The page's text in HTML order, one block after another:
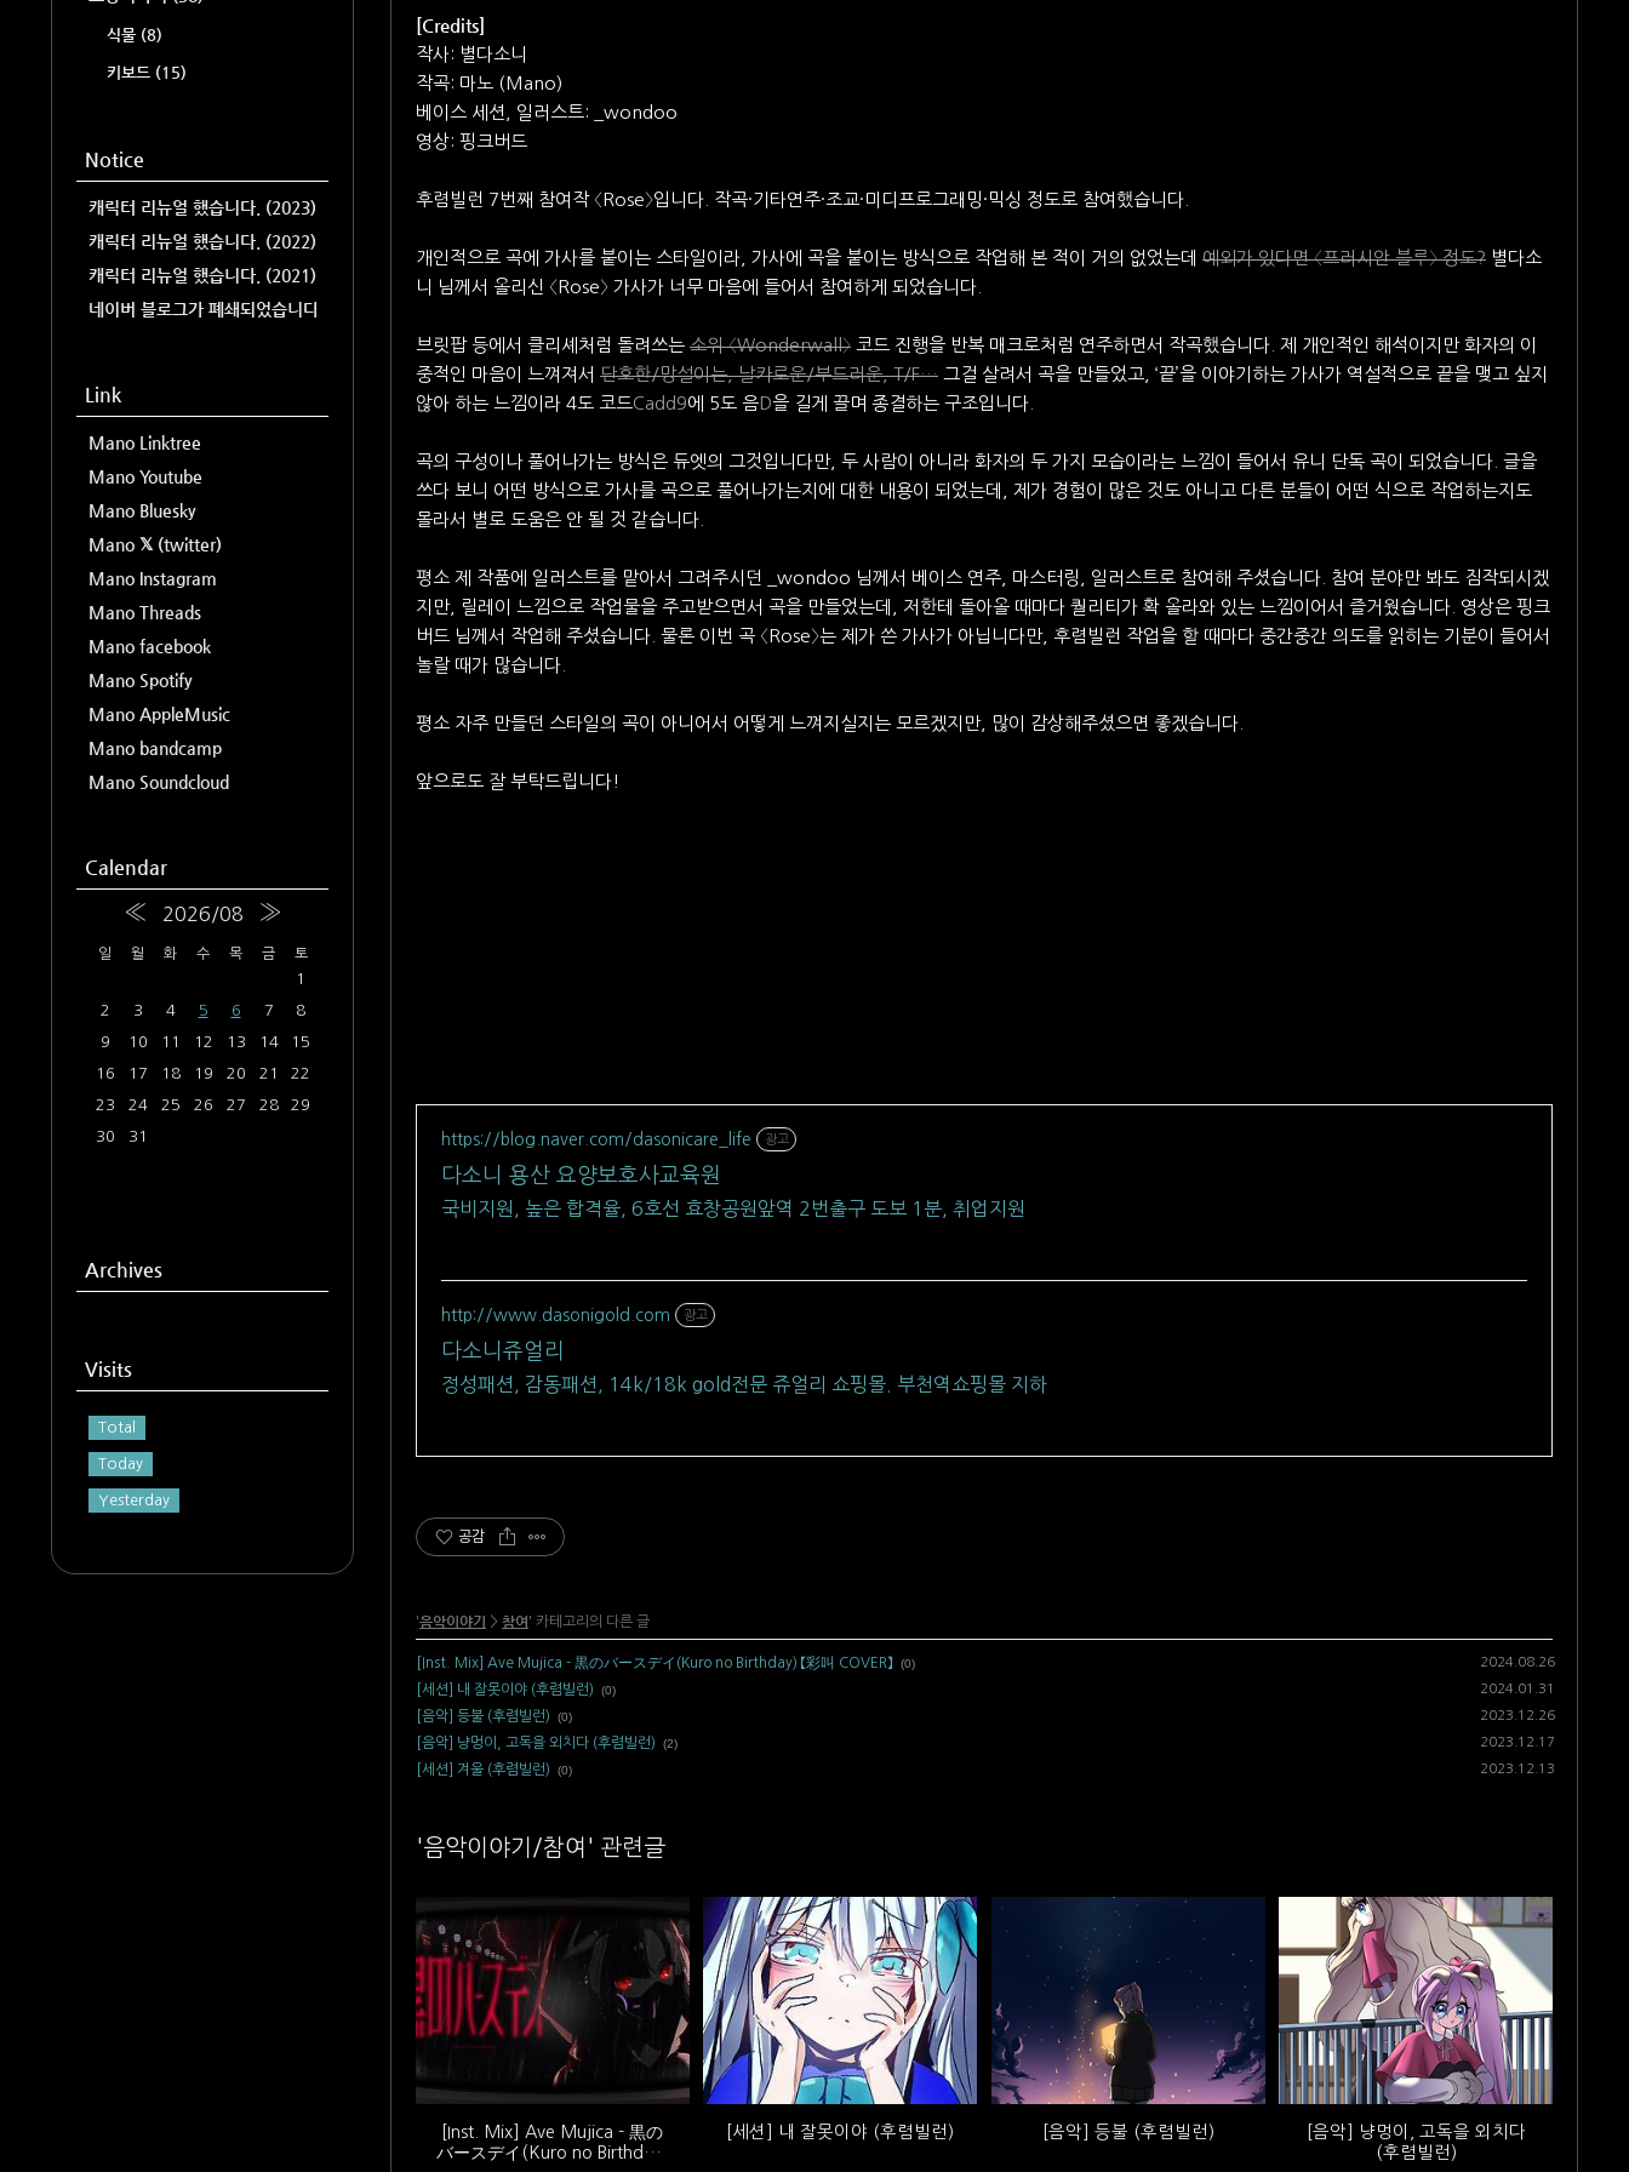
식물 (8)
키보드 (15)
Notice
캐릭터 리뉴얼 했습니다. (2023)
캐릭터 리뉴얼 했습니다. (2022)
캐릭터 리뉴얼 했습니다. (2021)
네이버 블로그가 폐쇄되었습니다.
Link
Mano Linktree
Mano Youtube
Mano Bluesky
Mano 𝕏 (twitter)
Mano Instagram
Mano Threads
Mano facebook
Mano Spotify
Mano AppleMusic
Mano bandcamp
Mano Soundcloud
Calendar
« 2026/08 »
일 월 화 수 목 금 토
1
2
3 4 5 6 7
8
9
10 11 12 13 14
15
16
17 18 19 20 21
22
23
24 25 26 27 28
29
30
31
Archives
Visits
Total
Today
Yesterday
[Credits]
작사: 별다소니
작곡: 마노 (Mano)
베이스 세션, 일러스트: _wondoo
영상: 핑크버드
후렴빌런 7번째 참여작 〈Rose〉입니다. 작곡·기타연주·조교·미디프로그래밍·믹싱 정도로 참여했습니다.
개인적으로 곡에 가사를 붙이는 스타일이라, 가사에 곡을 붙이는 방식으로 작업해 본 적이 거의 없었는데 예외가 있다면 〈프러시안 블루〉 정도? 별다소
니 님께서 올리신 〈Rose〉 가사가 너무 마음에 들어서 참여하게 되었습니다.
브릿팝 등에서 클리셰처럼 돌려쓰는 소위 〈Wonderwall〉 코드 진행을 반복 매크로처럼 연주하면서 작곡했습니다. 제 개인적인 해석이지만 화자의 이
중적인 마음이 느껴져서 단호한/망설이는, 날카로운/부드러운, T/F… 그걸 살려서 곡을 만들었고, ‘끝’을 이야기하는 가사가 역설적으로 끝을 맺고 싶지
않아 하는 느낌이라 4도 코드Cadd9에 5도 음 D을 길게 끌며 종결하는 구조입니다.
곡의 구성이나 풀어나가는 방식은 듀엣의 그것입니다만, 두 사람이 아니라 화자의 두 가지 모습이라는 느낌이 들어서 유니 단독 곡이 되었습니다. 글을
쓰다 보니 어떤 방식으로 가사를 곡으로 풀어나가는지에 대한 내용이 되었는데, 제가 경험이 많은 것도 아니고 다른 분들이 어떤 식으로 작업하는지도
몰라서 별로 도움은 안 될 것 같습니다.
평소 제 작품에 일러스트를 맡아서 그려주시던 _wondoo 님께서 베이스 연주, 마스터링, 일러스트로 참여해 주셨습니다. 참여 분야만 봐도 짐작되시겠
지만, 릴레이 느낌으로 작업물을 주고받으면서 곡을 만들었는데, 저한테 돌아올 때마다 퀄리티가 확 올라와 있는 느낌이어서 즐거웠습니다. 영상은 핑크
버드 님께서 작업해 주셨습니다. 물론 이번 곡 〈Rose〉는 제가 쓴 가사가 아닙니다만, 후렴빌런 작업을 할 때마다 중간중간 의도를 읽히는 기분이 들어서
놀랄 때가 많습니다.
평소 자주 만들던 스타일의 곡이 아니어서 어떻게 느껴지실지는 모르겠지만, 많이 감상해주셨으면 좋겠습니다.
앞으로도 잘 부탁드립니다!
https://blog.naver.com/dasonicare_life 광고
다소니 용산 요양보호사교육원
국비지원, 높은 합격율, 6호선 효창공원앞역 2번출구 도보 1분, 취업지원
http://www.dasonigold.com 광고
다소니쥬얼리
정성패션, 감동패션, 14k/18k gold전문 쥬얼리 쇼핑몰. 부천역쇼핑몰 지하
공감
'음악이야기 > 참여 ' 카테고리의 다른 글
[Inst. Mix] Ave Mujica - 黒のバースデイ(Kuro no Birthday) 【彩叫 COVER】 (0)
2024.08.26
[세션] 내 잘못이야 (후렴빌런)
(0)
2024.01.31
[음악] 등불 (후렴빌런)
(0)
2023.12.26
[음악] 냥멍이, 고독을 외치다 (후렴빌런)
(2)
2023.12.17
[세션] 겨울 (후렴빌런)
(0) 2023.12.13
'음악이야기/참여' 관련글
[Inst. Mix] Ave Mujica - 黒の
バースデイ(Kuro no Birthday)
[세션] 내 잘못이야 (후렴빌런) [음악] 등불 (후렴빌런)
[음악] 냥멍이, 고독을 외치다
(후렴빌런)